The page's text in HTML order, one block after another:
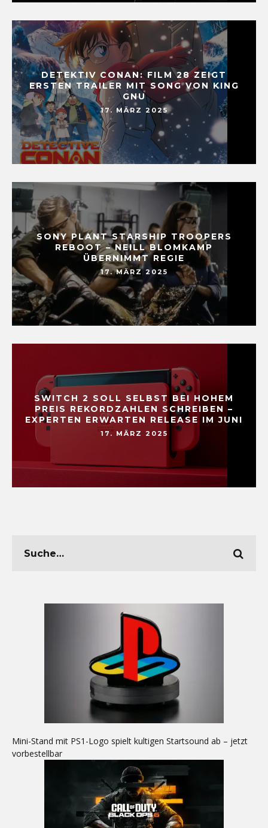
DETEKTIV CONAN: FILM 28 ZEIGT
ERSTEN TRAILER MIT SONG VON KING
GNU
17. MÄRZ 2025
SONY PLANT STARSHIP TROOPERS
REBOOT – NEILL BLOMKAMP
ÜBERNIMMT REGIE
17. MÄRZ 2025
SWITCH 2 SOLL SELBST BEI HOHEM
PREIS REKORDZAHLEN SCHREIBEN –
EXPERTEN ERWARTEN RELEASE IM JUNI
17. MÄRZ 2025
Mini-Stand mit PS1-Logo spielt kultigen Startsound ab – jetzt
vorbestellbar